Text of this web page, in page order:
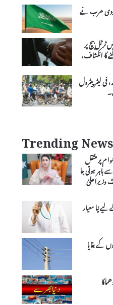
عرب نے
بیچ پر
کا انکشاف،
لیٹر پیٹرول
Trending News
پر منتقل
باہر ہوتی جا
وزیراعلیٰ
نیا معیار
کے بقایا